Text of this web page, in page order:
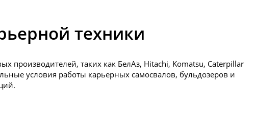
техники
таких как БелАз, Hitachi, Komatsu, Caterpillar
условия работы карьерных самосвалов, бульдозеров и